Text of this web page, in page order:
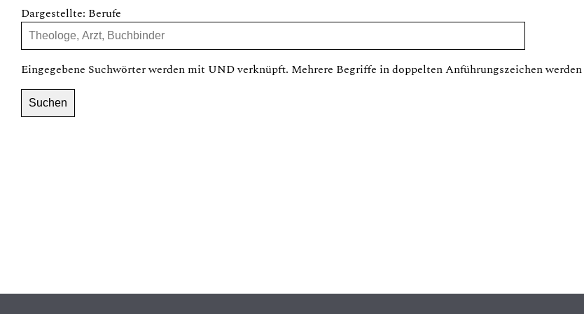
Dargestellte: Berufe
Eingegebene Suchwörter werden mit UND verknüpft. Mehrere Begriffe in doppelten Anführungszeichen werden